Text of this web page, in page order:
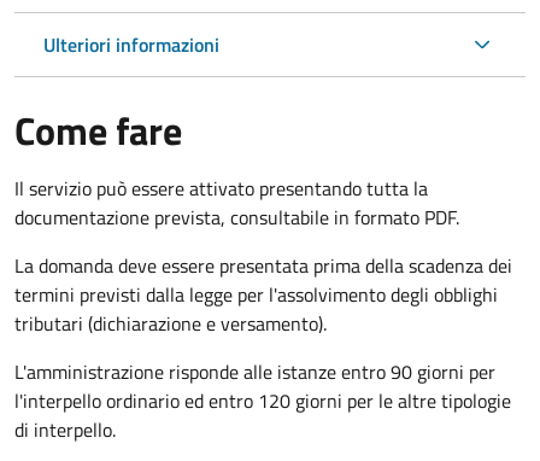
Ulteriori informazioni
Come fare
Il servizio può essere attivato presentando tutta la
documentazione prevista, consultabile in formato PDF.
La domanda deve essere presentata prima della scadenza dei
termini previsti dalla legge per l'assolvimento degli obblighi
tributari (dichiarazione e versamento).
L'amministrazione risponde alle istanze entro 90 giorni per
l'interpello ordinario ed entro 120 giorni per le altre tipologie
di interpello.